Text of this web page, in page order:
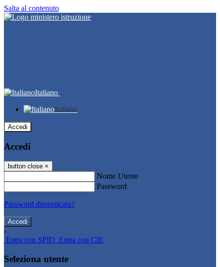
Salta al contenuto
Italiano
Italiano
Accedi
Accedi
button close ×
Nome Utente
Password
Password dimenticata?
-
Entra con SPID Entra con CIE
Seleziona utente